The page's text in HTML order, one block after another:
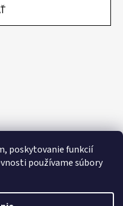
poskytovanie funkcií
používame súbory